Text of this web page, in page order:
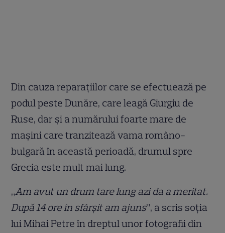
Din cauza reparațiilor care se efectuează pe
podul peste Dunăre, care leagă Giurgiu de
Ruse, dar și a numărului foarte mare de
mașini care tranzitează vama româno-
bulgară în această perioadă, drumul spre
Grecia este mult mai lung.
„Am avut un drum tare lung azi da a meritat.
După 14 ore în sfârșit am ajuns”, a scris soția
lui Mihai Petre în dreptul unor fotografii din